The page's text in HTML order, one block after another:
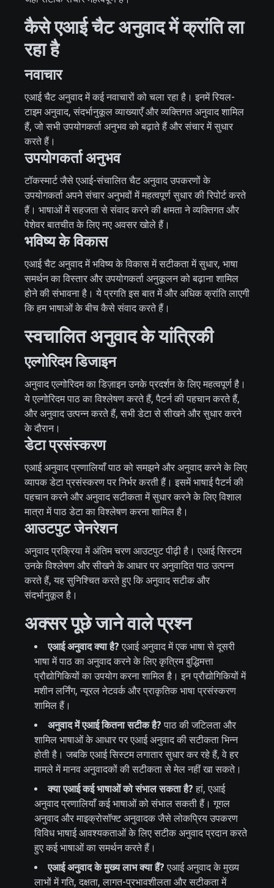
कैसे एआई चैट अनुवाद में क्रांति ला
रहा है
नवाचार
एआई चैट अनुवाद में कई नवाचारों को चला रहा है। इनमें रियल-
टाइम अनुवाद, संदर्भानुकूल व्याख्याएँ और व्यक्तिगत अनुवाद शामिल
हैं, जो सभी उपयोगकर्ता अनुभव को बढ़ाते हैं और संचार में सुधार
करते हैं।
उपयोगकर्ता अनुभव
टॉकस्मार्ट जैसे एआई-संचालित चैट अनुवाद उपकरणों के
उपयोगकर्ता अपने संचार अनुभवों में महत्वपूर्ण सुधार की रिपोर्ट करते
हैं। भाषाओं में सहजता से संवाद करने की क्षमता ने व्यक्तिगत और
पेशेवर बातचीत के लिए नए अवसर खोले हैं।
भविष्य के विकास
एआई चैट अनुवाद में भविष्य के विकास में सटीकता में सुधार, भाषा
समर्थन का विस्तार और उपयोगकर्ता अनुकूलन को बढ़ाना शामिल
होने की संभावना है। ये प्रगति इस बात में और अधिक क्रांति लाएगी
कि हम भाषाओं के बीच कैसे संवाद करते हैं।
स्वचालित अनुवाद के यांत्रिकी
एल्गोरिदम डिजाइन
अनुवाद एल्गोरिदम का डिज़ाइन उनके प्रदर्शन के लिए महत्वपूर्ण है।
ये एल्गोरिदम पाठ का विश्लेषण करते हैं, पैटर्न की पहचान करते हैं,
और अनुवाद उत्पन्न करते हैं, सभी डेटा से सीखने और सुधार करने
के दौरान।
डेटा प्रसंस्करण
एआई अनुवाद प्रणालियाँ पाठ को समझने और अनुवाद करने के लिए
व्यापक डेटा प्रसंस्करण पर निर्भर करती हैं। इसमें भाषाई पैटर्न की
पहचान करने और अनुवाद सटीकता में सुधार करने के लिए विशाल
मात्रा में पाठ डेटा का विश्लेषण करना शामिल है।
आउटपुट जेनरेशन
अनुवाद प्रक्रिया में अंतिम चरण आउटपुट पीढ़ी है। एआई सिस्टम
उनके विश्लेषण और सीखने के आधार पर अनुवादित पाठ उत्पन्न
करते हैं, यह सुनिश्चित करते हुए कि अनुवाद सटीक और
संदर्भानुकूल है।
अक्सर पूछे जाने वाले प्रश्न
एआई अनुवाद क्या है? एआई अनुवाद में एक भाषा से दूसरी
भाषा में पाठ का अनुवाद करने के लिए कृत्रिम बुद्धिमत्ता
प्रौद्योगिकियों का उपयोग करना शामिल है। इन प्रौद्योगिकियों में
मशीन लर्निंग, न्यूरल नेटवर्क और प्राकृतिक भाषा प्रसंस्करण
शामिल हैं।
अनुवाद में एआई कितना सटीक है? पाठ की जटिलता और
शामिल भाषाओं के आधार पर एआई अनुवाद की सटीकता भिन्न
होती है। जबकि एआई सिस्टम लगातार सुधार कर रहे हैं, वे हर
मामले में मानव अनुवादकों की सटीकता से मेल नहीं खा सकते।
क्या एआई कई भाषाओं को संभाल सकता है? हां, एआई
अनुवाद प्रणालियाँ कई भाषाओं को संभाल सकती हैं। गूगल
अनुवाद और माइक्रोसॉफ्ट अनुवादक जैसे लोकप्रिय उपकरण
विविध भाषाई आवश्यकताओं के लिए सटीक अनुवाद प्रदान करते
हुए कई भाषाओं का समर्थन करते हैं।
एआई अनुवाद के मुख्य लाभ क्या हैं? एआई अनुवाद के मुख्य
लाभों में गति, दक्षता, लागत-प्रभावशीलता और सटीकता में